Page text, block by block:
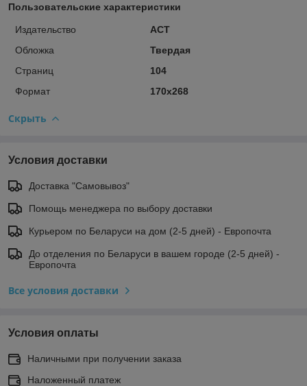
Пользовательские характеристики
Издательство
АСТ
Обложка
Твердая
Страниц
104
Формат
170х268
Скрыть
Условия доставки
Доставка "Самовывоз"
Помощь менеджера по выбору доставки
Курьером по Беларуси на дом (2-5 дней) - Европочта
До отделения по Беларуси в вашем городе (2-5 дней) -
Европочта
Все условия доставки
Условия оплаты
Наличными при получении заказа
Наложенный платеж